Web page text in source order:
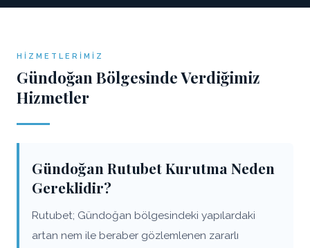
HIZMETLERIMIZ
Gündoğan Bölgesinde Verdiğimiz
Hizmetler
Gündoğan Rutubet Kurutma Neden
Gereklidir?
Rutubet; Gündoğan bölgesindeki yapılardaki
artan nem ile beraber gözlemlenen zararlı